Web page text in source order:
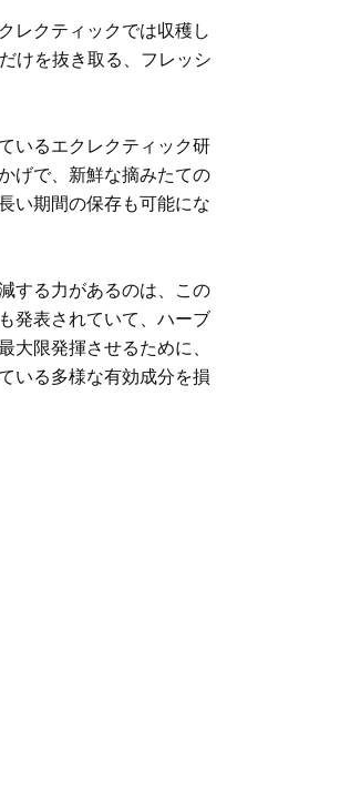
レクティックでは収穫し
けを抜き取る、フレッシ
いるエクレクティック研
げで、新鮮な摘みたての
い期間の保存も可能にな
する力があるのは、この
発表されていて、ハーブ
大限発揮させるために、
いる多様な有効成分を損